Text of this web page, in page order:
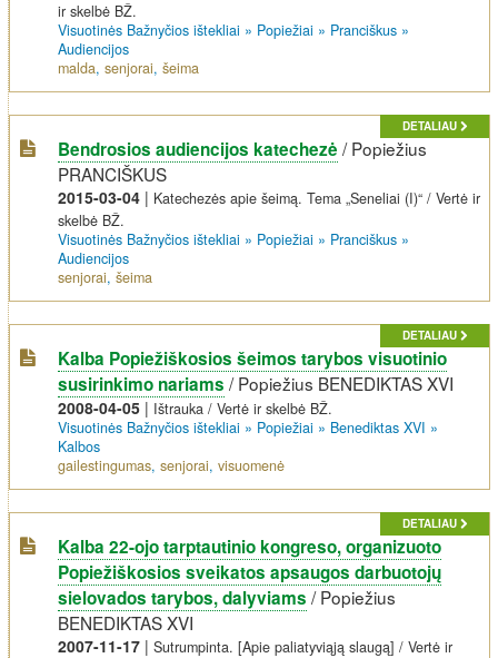
ir skelbė BŽ.
Visuotinės Bažnyčios ištekliai » Popiežiai » Pranciškus »
Audiencijos
malda,senjorai,šeima
DETALIAU
Bendrosios audiencijos katechezė /Popiežius
PRANCIŠKUS
2015-03-04 | Katechezės apie šeimą. Tema „Seneliai (I)“ / Vertė ir
skelbė BŽ.
Visuotinės Bažnyčios ištekliai » Popiežiai » Pranciškus »
Audiencijos
senjorai,šeima
DETALIAU
Kalba Popiežiškosios šeimos tarybos visuotinio
susirinkimo nariams /Popiežius BENEDIKTAS XVI
2008-04-05 | Ištrauka / Vertė ir skelbė BŽ.
Visuotinės Bažnyčios ištekliai » Popiežiai » Benediktas XVI »
Kalbos
gailestingumas,senjorai,visuomenė
DETALIAU
Kalba 22-ojo tarptautinio kongreso, organizuoto
Popiežiškosios sveikatos apsaugos darbuotojų
sielovados tarybos, dalyviams /Popiežius
BENEDIKTAS XVI
2007-11-17 |Sutrumpinta. [Apie paliatyviąją slaugą] / Vertė ir